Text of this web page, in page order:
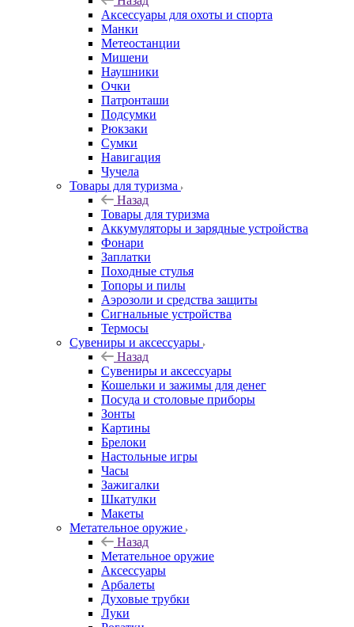
Аксессуары для охоты и спорта
Манки
Метеостанции
Мишени
Наушники
Очки
Патронташи
Подсумки
Рюкзаки
Сумки
Навигация
Чучела
Товары для туризма
Назад
Товары для туризма
Аккумуляторы и зарядные устройства
Фонари
Заплатки
Походные стулья
Топоры и пилы
Аэрозоли и средства защиты
Сигнальные устройства
Термосы
Сувениры и аксессуары
Назад
Сувениры и аксессуары
Кошельки и зажимы для денег
Посуда и столовые приборы
Зонты
Картины
Брелоки
Настольные игры
Часы
Зажигалки
Шкатулки
Макеты
Метательное оружие
Назад
Метательное оружие
Аксессуары
Арбалеты
Духовые трубки
Луки